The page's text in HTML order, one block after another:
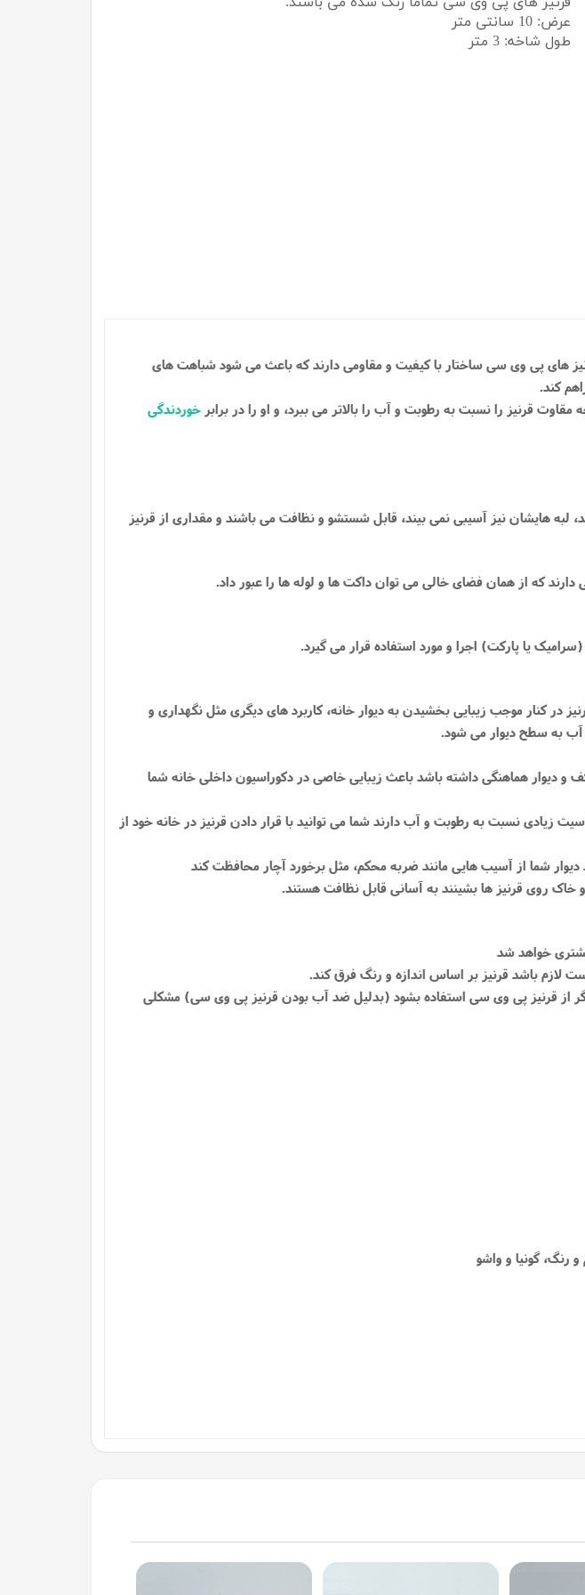
عرض: 10 سانتی متر
طول شاخه: 3 متر
های پی وی سی ساختار با کیفیت و مقاومی دارند که باعث می شود شباهت های
کند.
مقاوت قرنیز را نسبت به رطوبت و آب را بالاتر می ببرد، و او را در برابر خوردندگی
لبه هایشان نیز آسیبی نمی بیند، قابل شستشو و نظافت می باشند و مقداری از قرنیز
که از همان فضای خالی می توان داکت ها و لوله ها را عبور داد.
یا پارکت) اجرا و مورد استفاده قرار می گیرد.
در کنار موجب زیبایی بخشیدن به دیوار خانه، کاربرد های دیگری مثل نگهداری و
به سطح دیوار می‌ شود.
و دیوار هماهنگی داشته باشد باعث زیبایی خاصی در دکوراسیون داخلی خانه شما
زیادی نسبت به رطوبت و آب دارند شما می توانید با قرار دادن قرنیز در خانه خود از
اگر از قرنیز پی وی سی استفاده بشود (بدلیل ضد آب بودن قرنیز پی وی سی) مشکلی
و رنگ، گونیا و واشو